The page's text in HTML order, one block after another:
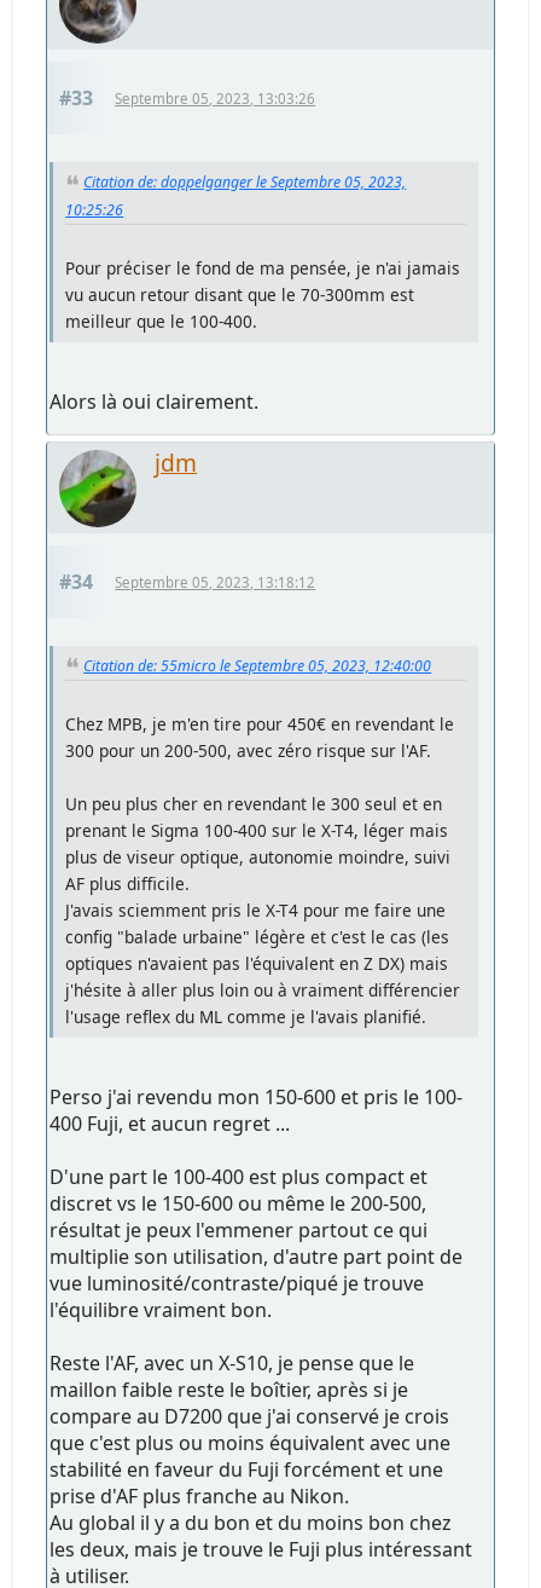
#33 Septembre 05, 2023, 13:03:26
Citation de: doppelganger le Septembre 05, 2023,
10:25:26
Pour préciser le fond de ma pensée, je n'ai jamais
vu aucun retour disant que le 70-300mm est
meilleur que le 100-400.
Alors là oui clairement.
jdm
#34 Septembre 05, 2023, 13:18:12
Citation de: 55micro le Septembre 05, 2023, 12:40:00
Chez MPB, je m'en tire pour 450€ en revendant le
300 pour un 200-500, avec zéro risque sur l'AF.
Un peu plus cher en revendant le 300 seul et en
prenant le Sigma 100-400 sur le X-T4, léger mais
plus de viseur optique, autonomie moindre, suivi
AF plus difficile.
J'avais sciemment pris le X-T4 pour me faire une
config "balade urbaine" légère et c'est le cas (les
optiques n'avaient pas l'équivalent en Z DX) mais
j'hésite à aller plus loin ou à vraiment différencier
l'usage reflex du ML comme je l'avais planifié.
Perso j'ai revendu mon 150-600 et pris le 100-
400 Fuji, et aucun regret ...
D'une part le 100-400 est plus compact et
discret vs le 150-600 ou même le 200-500,
résultat je peux l'emmener partout ce qui
multiplie son utilisation, d'autre part point de
vue luminosité/contraste/piqué je trouve
l'équilibre vraiment bon.
Reste l'AF, avec un X-S10, je pense que le
maillon faible reste le boîtier, après si je
compare au D7200 que j'ai conservé je crois
que c'est plus ou moins équivalent avec une
stabilité en faveur du Fuji forcément et une
prise d'AF plus franche au Nikon.
Au global il y a du bon et du moins bon chez
les deux, mais je trouve le Fuji plus intéressant
à utiliser.